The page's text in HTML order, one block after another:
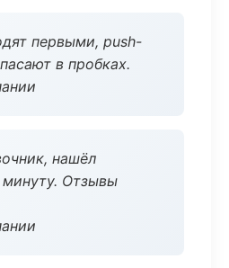
первыми, push-
в пробках.
нашёл
Отзывы